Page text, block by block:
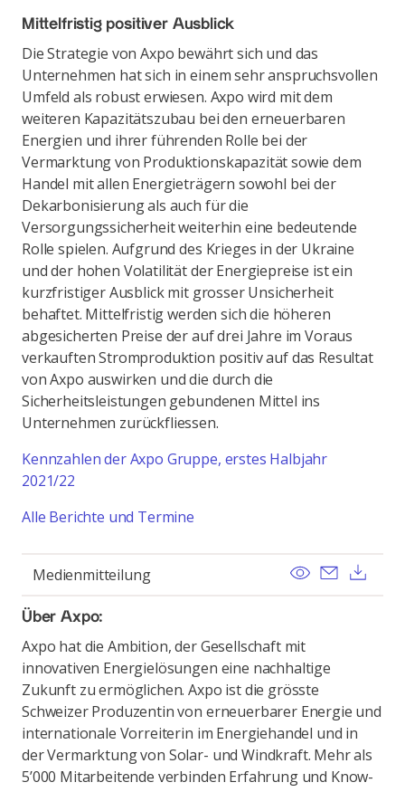
Mittelfristig positiver Ausblick
Die Strategie von Axpo bewährt sich und das
Unternehmen hat sich in einem sehr anspruchsvollen
Umfeld als robust erwiesen. Axpo wird mit dem
weiteren Kapazitätszubau bei den erneuerbaren
Energien und ihrer führenden Rolle bei der
Vermarktung von Produktionskapazität sowie dem
Handel mit allen Energieträgern sowohl bei der
Dekarbonisierung als auch für die
Versorgungssicherheit weiterhin eine bedeutende
Rolle spielen. Aufgrund des Krieges in der Ukraine
und der hohen Volatilität der Energiepreise ist ein
kurzfristiger Ausblick mit grosser Unsicherheit
behaftet. Mittelfristig werden sich die höheren
abgesicherten Preise der auf drei Jahre im Voraus
verkauften Stromproduktion positiv auf das Resultat
von Axpo auswirken und die durch die
Sicherheitsleistungen gebundenen Mittel ins
Unternehmen zurückfliessen.
Kennzahlen der Axpo Gruppe, erstes Halbjahr
2021/22
Alle Berichte und Termine
Medienmitteilung View Send
Über Axpo:
Axpo hat die Ambition, der Gesellschaft mit
innovativen Energielösungen eine nachhaltige
Zukunft zu ermöglichen. Axpo ist die grösste
Schweizer Produzentin von erneuerbarer Energie und
internationale Vorreiterin im Energiehandel und in
der Vermarktung von Solar- und Windkraft. Mehr als
5’000 Mitarbeitende verbinden Erfahrung und Know-